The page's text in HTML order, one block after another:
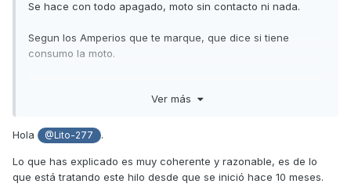
Se hace con todo apagado, moto sin contacto ni nada.
Segun los Amperios que te marque, que dice si tiene
consumo la moto.
No se las motos.... Pero será algo parecido
Asi se está manera.... Sabea si es batería o consumo de la
moto.
Ver más
Hola @Lito-277 .
Lo que has explicado es muy coherente y razonable, es de lo
que está tratando este hilo desde que se inició hace 10 meses.